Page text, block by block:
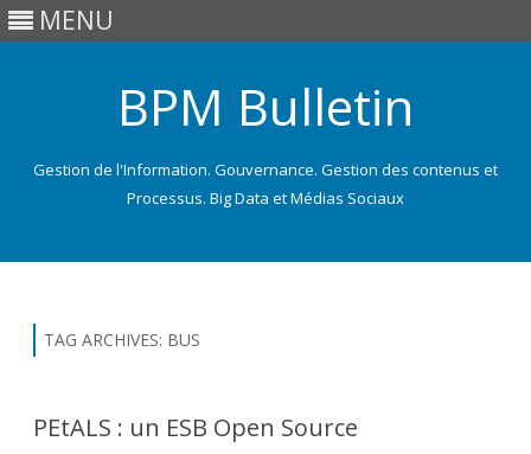
MENU
BPM Bulletin
Gestion de l'Information. Gouvernance. Gestion des contenus et
Processus. Big Data et Médias Sociaux
TAG ARCHIVES: BUS
PEtALS : un ESB Open Source